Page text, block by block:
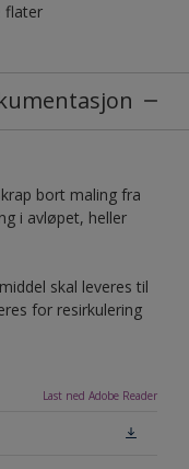
flater
bort maling fra
i avløpet, heller
skal leveres til
for resirkulering
Last ned Adobe Reader